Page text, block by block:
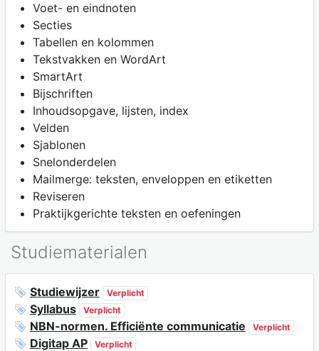
Voet- en eindnoten
Secties
Tabellen en kolommen
Tekstvakken en WordArt
SmartArt
Bijschriften
Inhoudsopgave, lijsten, index
Velden
Sjablonen
Snelonderdelen
Mailmerge: teksten, enveloppen en etiketten
Reviseren
Praktijkgerichte teksten en oefeningen
Studiematerialen
Studiewijzer Verplicht
Syllabus Verplicht
NBN-normen. Efficiënte communicatie Verplicht
Digitap AP Verplicht